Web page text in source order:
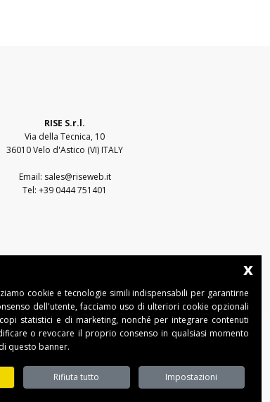
RISE S.r.l.
Via della Tecnica, 10
36010 Velo d'Astico (VI) ITALY
Email: sales@riseweb.it
Tel: +39 0444 751401
(VI)
x
cookie e tecnologie simili indispensabili per garantirne
dell'utente, facciamo uso di ulteriori cookie opzionali
statistici e di marketing, nonché per integrare contenuti
o revocare il proprio consenso in qualsiasi momento
questo banner.
Rifiuta tutto Impostazioni